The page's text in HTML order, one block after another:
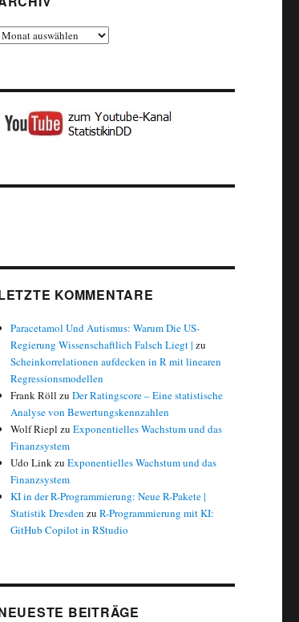
Senkung des CO2-Ausstoßes“
Archiv
KOMMENTARE
Paracetamol Und Autismus: Warum Die US-
Regierung Wissenschaftlich Falsch Liegt | zu
Scheinkorrelationen aufdecken in R mit linearen
Regressionsmodellen
Frank Röll zuDer Ratingscore – Eine statistische
Analyse von Bewertungskennzahlen
Wolf Riepl zuExponentielles Wachstum und das
Finanzsystem
Udo LinkzuExponentielles Wachstum und das
Finanzsystem
KI in der R-Programmierung: Neue R-Pakete |
Statistik Dresden zuR-Programmierung mit KI:
GitHub Copilot in RStudio
BEITRÄGE